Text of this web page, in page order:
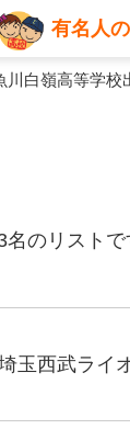
有名人
川白嶺高等学校
のリスト
玉西武ライ